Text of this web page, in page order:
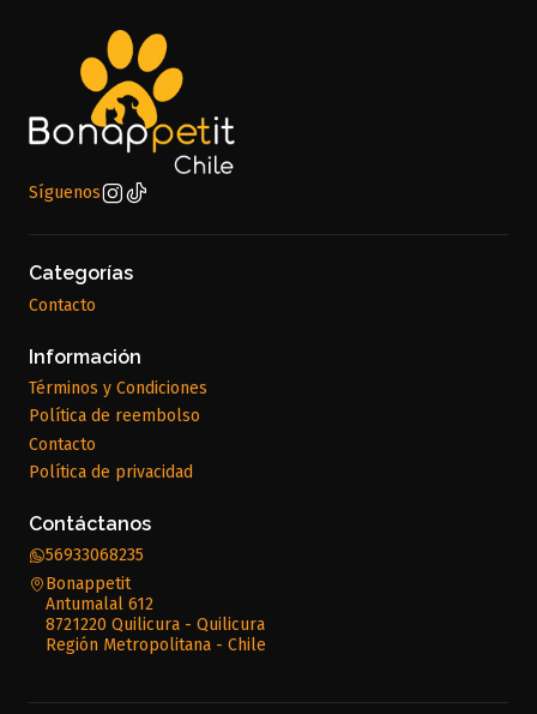
Síguenos
Categorías
Contacto
Información
Términos y Condiciones
Política de reembolso
Contacto
Política de privacidad
Contáctanos
56933068235
Bonappetit
Antumalal 612
8721220 Quilicura - Quilicura
Región Metropolitana - Chile